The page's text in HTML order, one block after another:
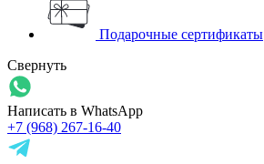
Подарочные сертификаты
Свернуть
Написать в WhatsApp
+7 (968) 267-16-40